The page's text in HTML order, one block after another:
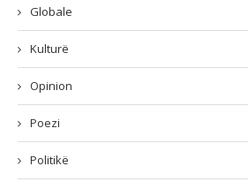
Globale
Kulturë
Opinion
Poezi
Politikë